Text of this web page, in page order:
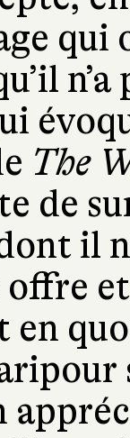
qui
The
de
il
en